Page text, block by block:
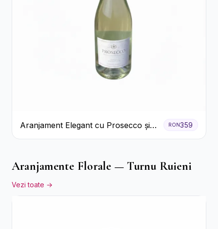
Aranjament Elegant cu Prosecco și
Flori Galbene.
RON359
Aranjamente Florale — Turnu Ruieni
Vezi toate →